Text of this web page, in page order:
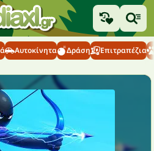
Αυτοκίνητα Δράση Επιτραπέζια